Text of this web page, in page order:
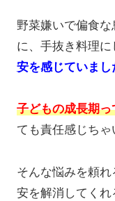
野菜嫌いで偏食
に、手抜き料理に
安を感じていまし
子どもの成長期
ても責任感じちゃ
そんな悩みを頼
安を解消してくれ